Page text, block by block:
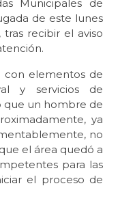
Municipales de
de este lunes
recibir el aviso
con elementos de
y servicios de
que un hombre de
ya
no
el área quedó a
para las
el proceso de